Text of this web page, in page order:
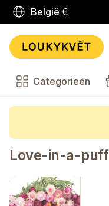
België €
Categorieën
Love-in-a-puff